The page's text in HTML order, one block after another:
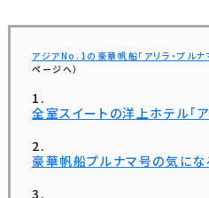
アジアNo.1の豪華帆船「アリラ・プルナ
ページへ）
全室スイートの洋上ホテル「ア
豪華帆船プルナマ号の気にな